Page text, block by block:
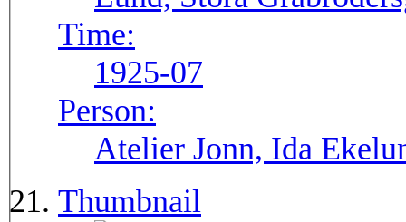
Time:
1925-07
Person:
Atelier Jonn, Ida
Thumbnail